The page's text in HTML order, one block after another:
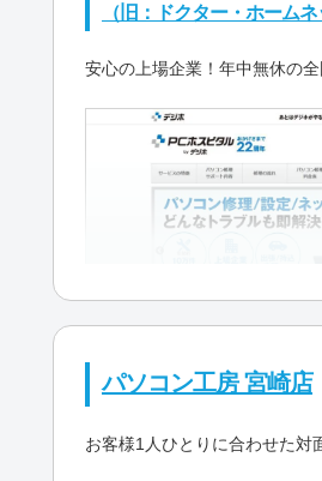
（旧：ドクター・ホームネ
安心の上場企業！年中無休の
パソコン工房 宮崎店
お客様1人ひとりに合わせた対